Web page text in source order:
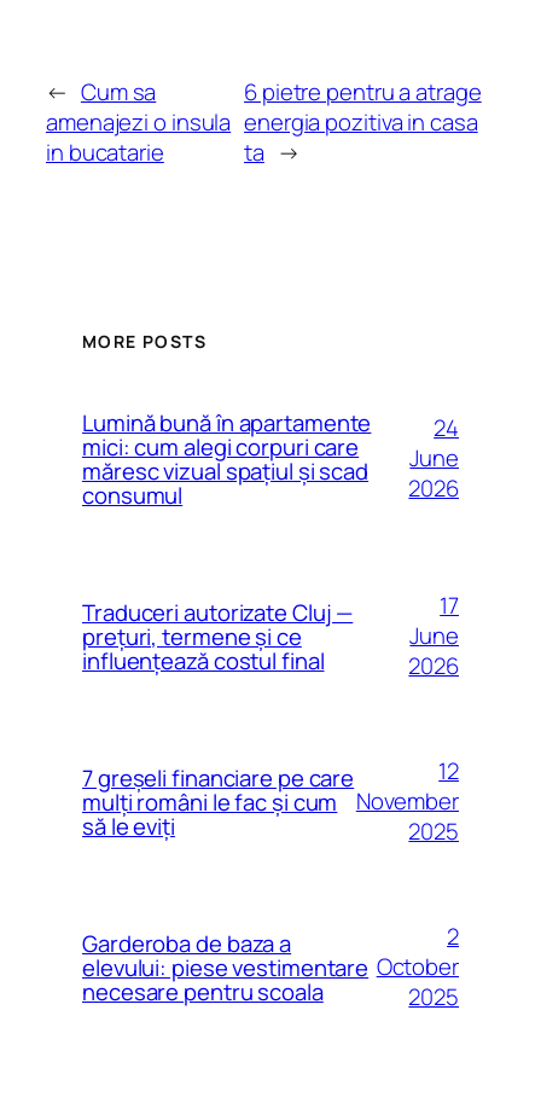
← Cum sa
amenajezi o insula
in bucatarie
6 pietre pentru a atrage
energia pozitiva in casa
ta →
MORE POSTS
Lumină bună în apartamente
mici: cum alegi corpuri care
măresc vizual spațiul și scad
consumul
24
June
2026
Traduceri autorizate Cluj —
prețuri, termene și ce
influențează costul final
17
June
2026
7 greșeli financiare pe care
mulți români le fac și cum
să le eviți
12
November
2025
Garderoba de baza a
elevului: piese vestimentare
necesare pentru scoala
2
October
2025